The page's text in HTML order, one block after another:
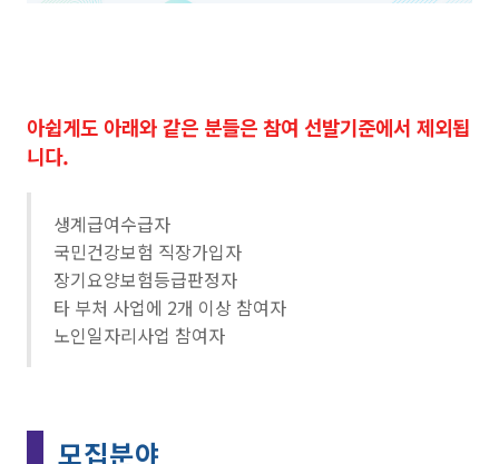
아쉽게도 아래와 같은 분들은 참여 선발기준에서 제외됩
니다.
생계급여수급자
국민건강보험 직장가입자
장기요양보험등급판정자
타 부처 사업에 2개 이상 참여자
노인일자리사업 참여자
모집분야